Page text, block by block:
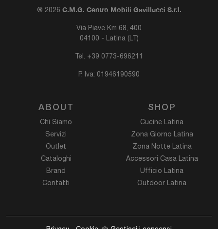
® 2026 C.M.G. Centro Mobili Gavillucci S.r.l.
Via Piave Km 68, 400
04100 - Latina (LT)
Tel. +39 0773-696211
P. Iva: 01946190590
ABOUT
Chi Siamo
Servizi
Outlet
Cataloghi
Brand
Contatti
SHOP
Cucine Latina
Zona Giorno Latina
Zona Notte Latina
Accessori Casa Latina
Ufficio Latina
Outdoor Latina